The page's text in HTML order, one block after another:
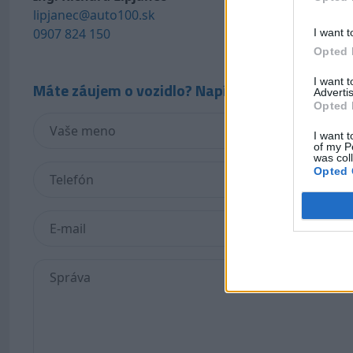
I want
Opted
I want
Opted
I want
of my
was
Opted
lipjanec@auto100.sk
0907 824 150
0918 494 753
Máte záujem o vozidlo? Napíšte nám!